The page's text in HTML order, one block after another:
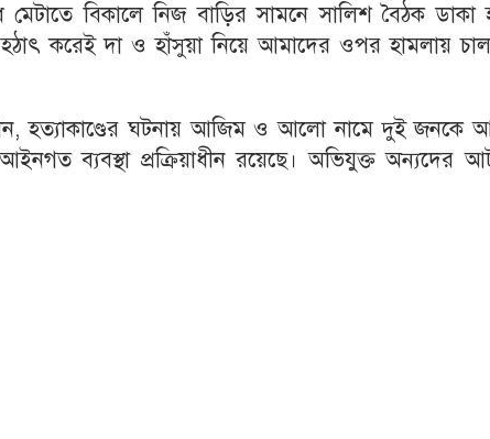
বিকালে নিজ বাড়ির সামনে সালিশ বৈঠক ডাকা
করেই দা ও হাঁসুয়া নিয়ে আমাদের ওপর হামলায়
হত্যাকাণ্ডের ঘটনায় আজিম ও আলো নামে দুই জনকে
ব্যবস্থা প্রক্রিয়াধীন রয়েছে। অভিযুক্ত অন্যদের